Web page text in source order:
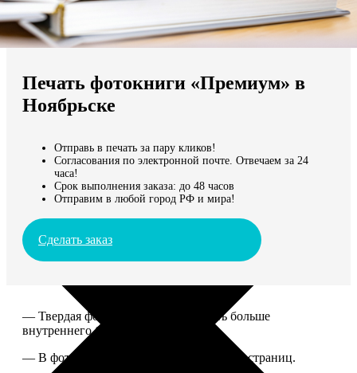
Мы доставляем по всему миру
Продолжить без города
Печать фотокниги «Премиум» в
Ноябрьске
Отправь в печать за пару кликов!
Согласования по электронной почте. Отвечаем за 24
часа!
Срок выполнения заказа: до 48 часов
Отправим в любой город РФ и мира!
Сделать заказ
— Твердая фотообложка, размер чуть больше
внутреннего блока.
— В фотокниге может быть от 20 до 100 страниц.